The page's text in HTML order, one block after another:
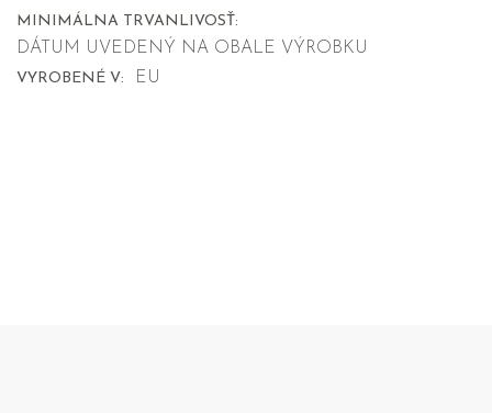
MINIMÁLNA TRVANLIVOSŤ:
DÁTUM UVEDENÝ NA OBALE VÝROBKU
VYROBENÉ V: EU